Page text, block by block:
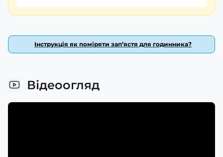
Інструкція як поміряти зап’ястя для годинника?
Відеоогляд